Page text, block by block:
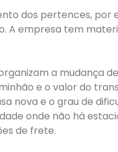
dos pertences, por
A empresa tem
a mudança
e o valor do
nova e o grau de
onde não há
de frete.